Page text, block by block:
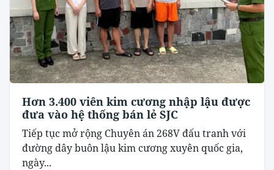
Hơn 3.400 viên kim cương nhập lậu được
đưa vào hệ thống bán lẻ SJC
Tiếp tục mở rộng Chuyên án 268V đấu tranh với
đường dây buôn lậu kim cương xuyên quốc gia,
ngày...